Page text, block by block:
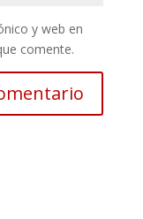
y web en
comente.